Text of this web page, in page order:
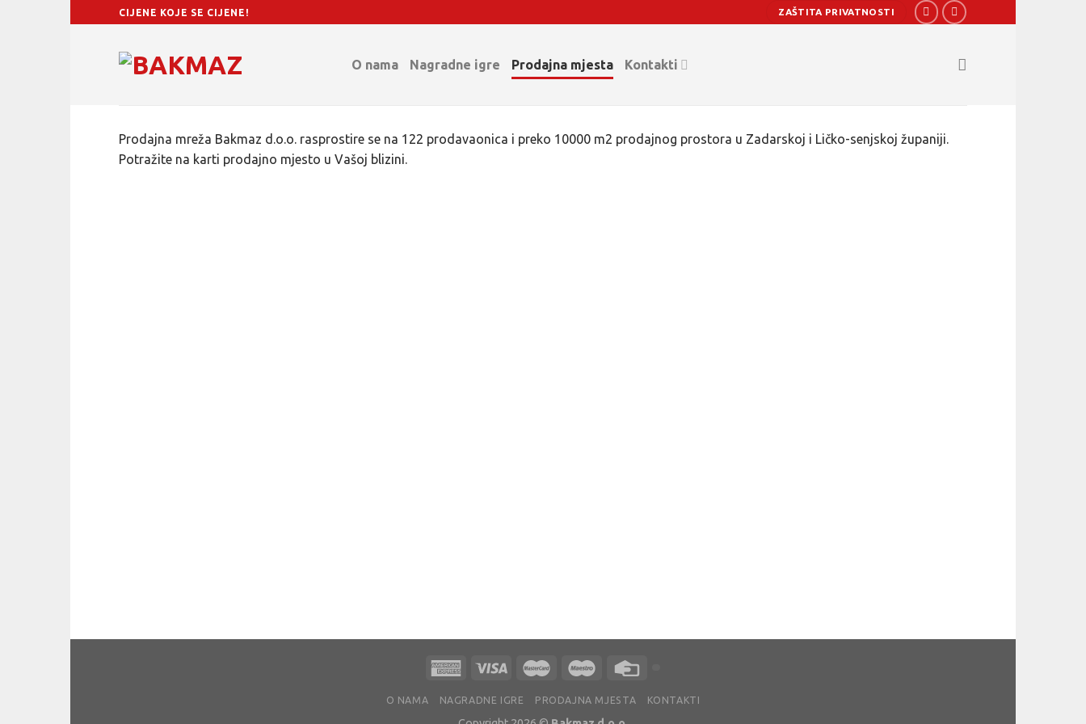
to
CIJENE KOJE SE CIJENE! ZAŠTITA PRIVATNOSTI
O nama Nagradne igre Prodajna mjesta Kontakti
Prodajna mreža Bakmaz d.o.o. rasprostire se na 122 prodavaonica i preko 10000 m2 prodajnog prostora u Zadarskoj i Ličko-senjskoj županiji.
Potražite na karti prodajno mjesto u Vašoj blizini.
O NAMA NAGRADNE IGRE PRODAJNA MJESTA KONTAKTI